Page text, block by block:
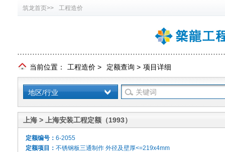
筑龙首页>> 工程造价
当前位置： 工程造价 > 定额查询 > 项目详细
地区/行业
上海 > 上海安装工程定额（1993）
定额编号： 6-2055
定额项目： 不锈钢板三通制作 外径及壁厚<=219x4mm